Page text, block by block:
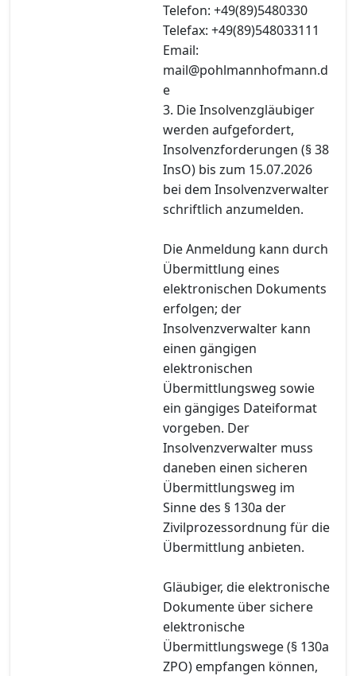
Telefon: +49(89)5480330
Telefax: +49(89)548033111
Email:
mail@pohlmannhofmann.d
e
3. Die Insolvenzgläubiger
werden aufgefordert,
Insolvenzforderungen (§ 38
InsO) bis zum 15.07.2026
bei dem Insolvenzverwalter
schriftlich anzumelden.
Die Anmeldung kann durch
Übermittlung eines
elektronischen Dokuments
erfolgen; der
Insolvenzverwalter kann
einen gängigen
elektronischen
Übermittlungsweg sowie
ein gängiges Dateiformat
vorgeben. Der
Insolvenzverwalter muss
daneben einen sicheren
Übermittlungsweg im
Sinne des § 130a der
Zivilprozessordnung für die
Übermittlung anbieten.
Gläubiger, die elektronische
Dokumente über sichere
elektronische
Übermittlungswege (§ 130a
ZPO) empfangen können,